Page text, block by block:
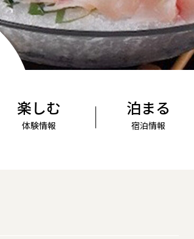
楽しむ
体験情報
泊まる
宿泊情報